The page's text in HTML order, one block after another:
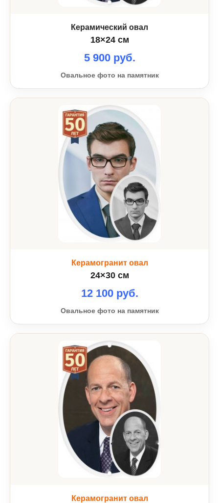
Керамический овал
18×24 см
5 900 руб.
Овальное фото на памятник
Керамогранит овал
24×30 см
12 100 руб.
Овальное фото на памятник
Керамогранит овал